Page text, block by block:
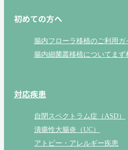
初めての方へ
腸内フローラ移植のご利用ガ
腸内細菌叢移植についてまず
対応疾患
自閉スペクトラム症（ASD）
潰瘍性大腸炎（UC）
アトピー・アレルギー疾患